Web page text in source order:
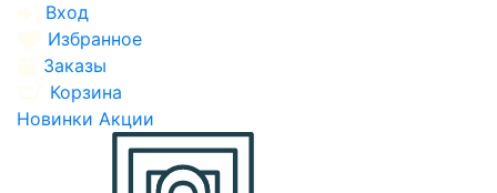
Вход
Избранное
Заказы
Корзина
Новинки Акции